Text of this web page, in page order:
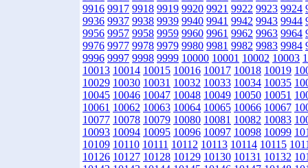
9916 9917 9918 9919 9920 9921 9922 9923 9924
9936 9937 9938 9939 9940 9941 9942 9943 9944
9956 9957 9958 9959 9960 9961 9962 9963 9964
9976 9977 9978 9979 9980 9981 9982 9983 9984
9996 9997 9998 9999 10000 10001 10002 10003
10013 10014 10015 10016 10017 10018 10019
10029 10030 10031 10032 10033 10034 10035
10045 10046 10047 10048 10049 10050 10051
10061 10062 10063 10064 10065 10066 10067
10077 10078 10079 10080 10081 10082 10083
10093 10094 10095 10096 10097 10098 10099
10109 10110 10111 10112 10113 10114 10115
10126 10127 10128 10129 10130 10131 10132